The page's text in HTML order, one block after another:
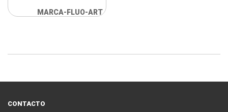
MARCA-FLUO-ART
CONTACTO